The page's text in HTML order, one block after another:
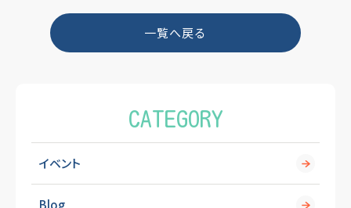
o
o
一覧へ戻る
CATEGORY
イベント
Blog